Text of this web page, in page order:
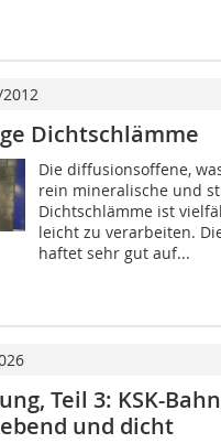
Dichtschlämme
Die diffusionsoffene,
rein mineralische und
Dichtschlämme ist
leicht zu verarbeiten.
haftet sehr gut auf...
Teil 3: KSK-
und dicht